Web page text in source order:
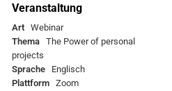
Veranstaltung
Art Webinar
Thema The Power of personal
projects
Sprache Englisch
Plattform Zoom